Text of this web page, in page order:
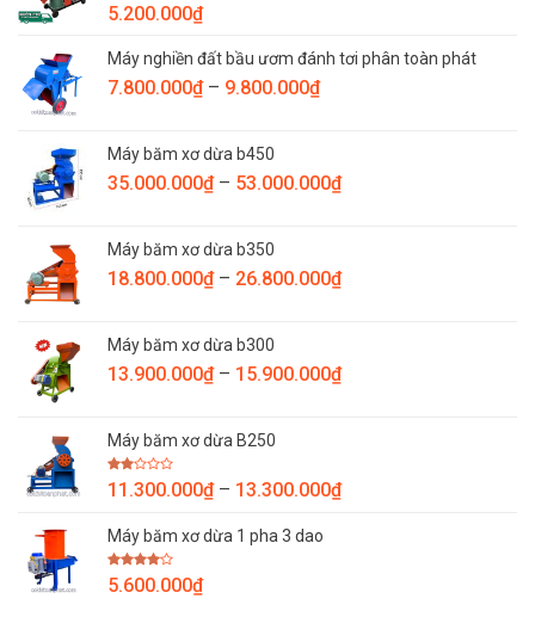
5.200.000₫
Máy nghiền đất bầu ươm đánh tơi phân toàn phát
7.800.000₫ – 9.800.000₫Khoảng
đến
Máy băm xơ dừa b450
35.000.000₫ – 53.000.000₫Khoảng
đến
Máy băm xơ dừa b350
18.800.000₫ – 26.800.000₫Khoảng
đến
Máy băm xơ dừa b300
13.900.000₫ – 15.900.000₫Khoảng
15.900.000₫
Máy băm xơ dừa B250
Được
xếp
5
11.300.000₫ – 13.300.000₫Khoảng
Máy băm xơ dừa 1 pha 3 dao
Được
xếp
5.600.000₫